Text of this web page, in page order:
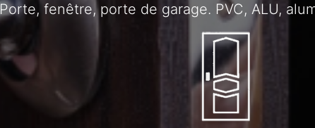
Porte, fenêtre, porte de garage. PVC, ALU,